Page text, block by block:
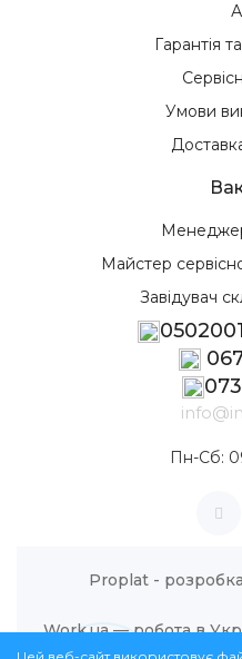
Гарантія
Умови
Майстер
Завідувач
Пн-Сб:
Proplat -
Work.ua — робота в